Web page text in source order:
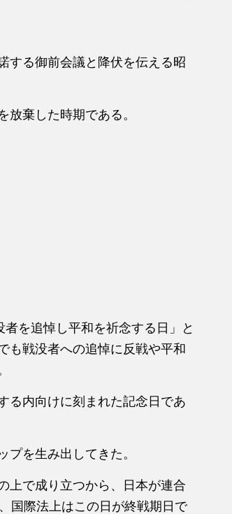
する御前会議と降伏を伝える昭
放棄した時期である。
を追悼し平和を祈念する日」と
も戦没者への追悼に反戦や平和
る内向けに刻まれた記念日であ
プを生み出してきた。
上で成り立つから、日本が連合
国際法上はこの日が終戦期日で